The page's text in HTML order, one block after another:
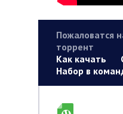
Пожаловатся
торрент
Как качать
Набор в